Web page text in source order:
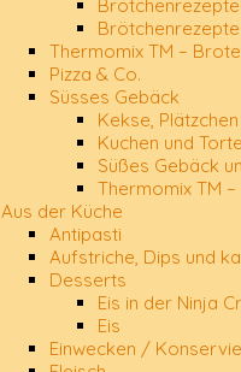
Thermomix TM –
Pizza & Co.
Süsses Gebäck
Kekse,
Kuchen und
Süßes Gebäck
Thermomix TM
Aus der Küche
Antipasti
Aufstriche, Dips und
Desserts
Eis in der Ninja
Eis
Einwecken /